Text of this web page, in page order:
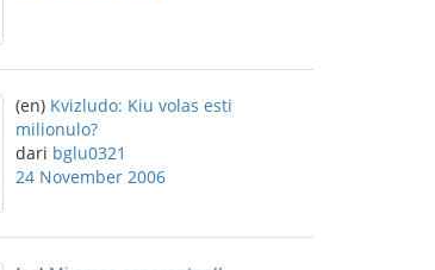
(en) Kvizludo: Kiu volas esti
milionulo?
dari bglu0321
24 November 2006